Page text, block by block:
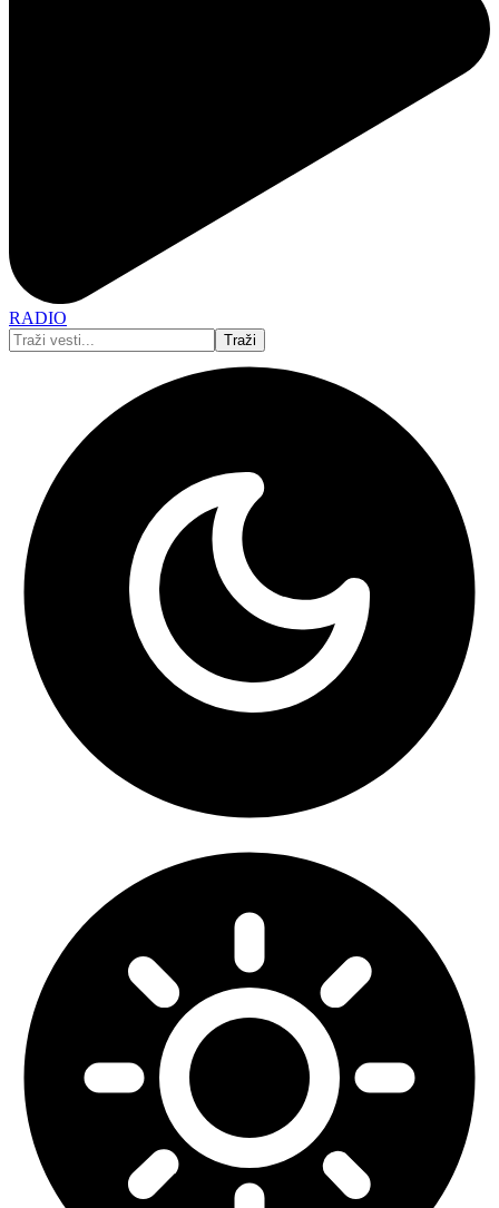
RADIO